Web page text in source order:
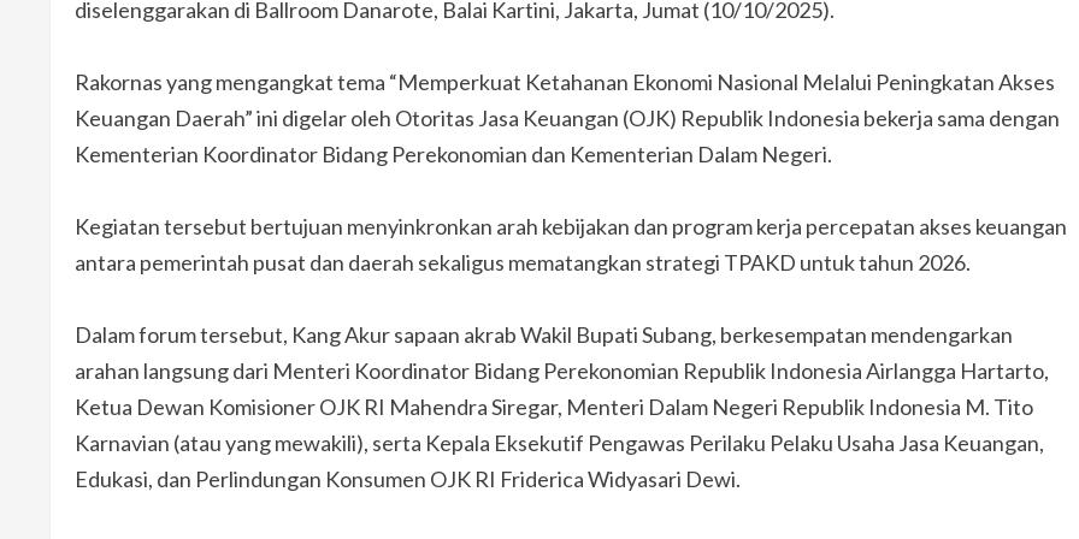
diselenggarakan di Ballroom Danarote, Balai Kartini, Jakarta, Jumat (10/10/2025).
Rakornas yang mengangkat tema “Memperkuat Ketahanan Ekonomi Nasional Melalui Peningkatan Akses
Keuangan Daerah” ini digelar oleh Otoritas Jasa Keuangan (OJK) Republik Indonesia bekerja sama dengan
Kementerian Koordinator Bidang Perekonomian dan Kementerian Dalam Negeri.
Kegiatan tersebut bertujuan menyinkronkan arah kebijakan dan program kerja percepatan akses keuangan
antara pemerintah pusat dan daerah sekaligus mematangkan strategi TPAKD untuk tahun 2026.
Dalam forum tersebut, Kang Akur sapaan akrab Wakil Bupati Subang, berkesempatan mendengarkan
arahan langsung dari Menteri Koordinator Bidang Perekonomian Republik Indonesia Airlangga Hartarto,
Ketua Dewan Komisioner OJK RI Mahendra Siregar, Menteri Dalam Negeri Republik Indonesia M. Tito
Karnavian (atau yang mewakili), serta Kepala Eksekutif Pengawas Perilaku Pelaku Usaha Jasa Keuangan,
Edukasi, dan Perlindungan Konsumen OJK RI Friderica Widyasari Dewi.